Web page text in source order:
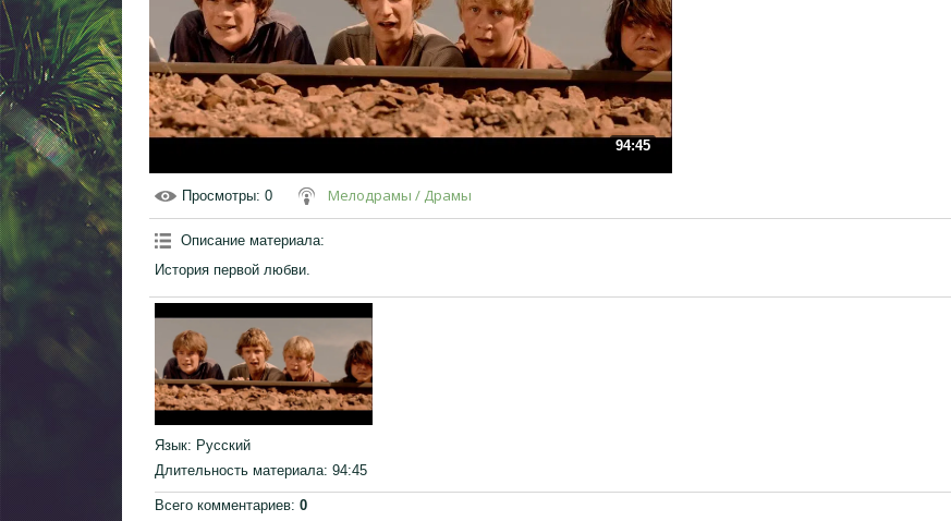
94:45
Просмотры: 0 Мелодрамы / Драмы
Описание материала:
История первой любви.
Язык: Русский
Длительность материала: 94:45
Всего комментариев: 0